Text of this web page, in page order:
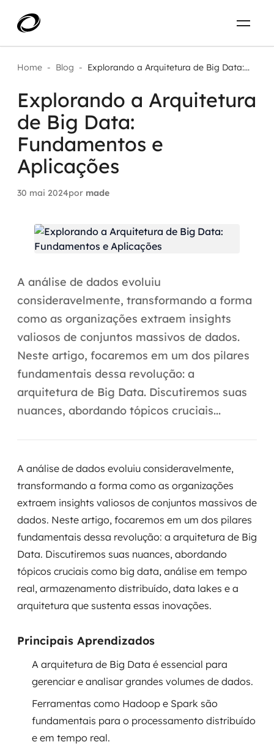
O que resolvemos
Aplicar IA com impacto real
AI / Machine Learning
IA Generativa
Aceleradores de IA
Automação inteligente
Integração de IA
RPA e hiperautomação
AI Day
Transformar dados em decisão
Data Analytics
Data Platforms
Business Intelligence
Data Lakes & Warehouses
Governança de dados
Modernização de aplicações
Modernização tecnológica
Arquitetura de soluções
Migração para Cloud
Transformação digital
Projetos
Carreira
PT-BR
ENTRE EM CONTATO
Home - Blog - Explorando a Arquitetura de Big Data:...
Explorando a Arquitetura
de Big Data:
Fundamentos e
Aplicações
30 mai 2024por made
A análise de dados evoluiu
consideravelmente, transformando a forma
como as organizações extraem insights
valiosos de conjuntos massivos de dados.
Neste artigo, focaremos em um dos pilares
fundamentais dessa revolução: a
arquitetura de Big Data. Discutiremos suas
nuances, abordando tópicos cruciais...
A análise de dados evoluiu consideravelmente,
transformando a forma como as organizações
extraem insights valiosos de conjuntos massivos de
dados. Neste artigo, focaremos em um dos pilares
fundamentais dessa revolução: a arquitetura de Big
Data. Discutiremos suas nuances, abordando
tópicos cruciais como big data, análise em tempo
real, armazenamento distribuído, data lakes e a
arquitetura que sustenta essas inovações.
Principais Aprendizados
A arquitetura de Big Data é essencial para
gerenciar e analisar grandes volumes de dados.
Ferramentas como Hadoop e Spark são
fundamentais para o processamento distribuído
e em tempo real.